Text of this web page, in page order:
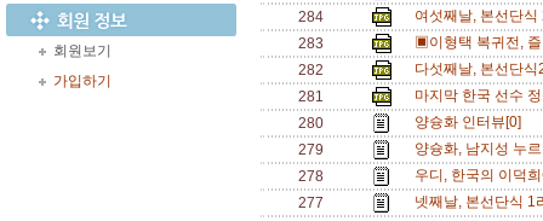
회원보기
가입하기
284
여섯째날, 본선단
283
▣이형택 복귀전,
282
다섯째날, 본선단
281
마지막 한국 선수
280
양슝화 인터뷰[0]
279
양슝화, 남지성 누
278
우디, 한국의 이덕
277
넷째날, 본선단식